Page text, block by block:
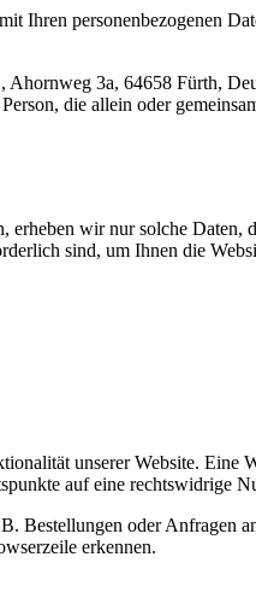
Ihren personenbezogenen
3a, 64658 Fürth,
die allein oder
erheben wir nur solche Daten,
sind, um Ihnen die
unserer Website. Eine
auf eine rechtswidrige
Bestellungen oder Anfragen
erkennen.